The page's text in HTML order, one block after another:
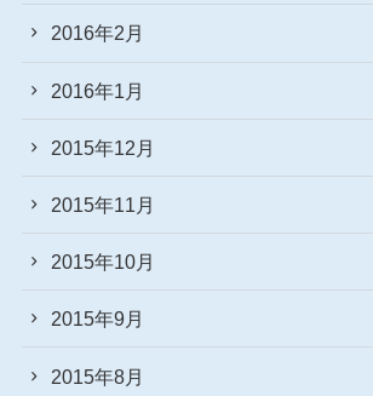
2016年2月
2016年1月
2015年12月
2015年11月
2015年10月
2015年9月
2015年8月